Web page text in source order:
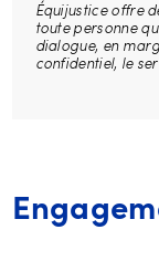
Équijustice offre
toute personne
dialogue, en
confidentiel, le